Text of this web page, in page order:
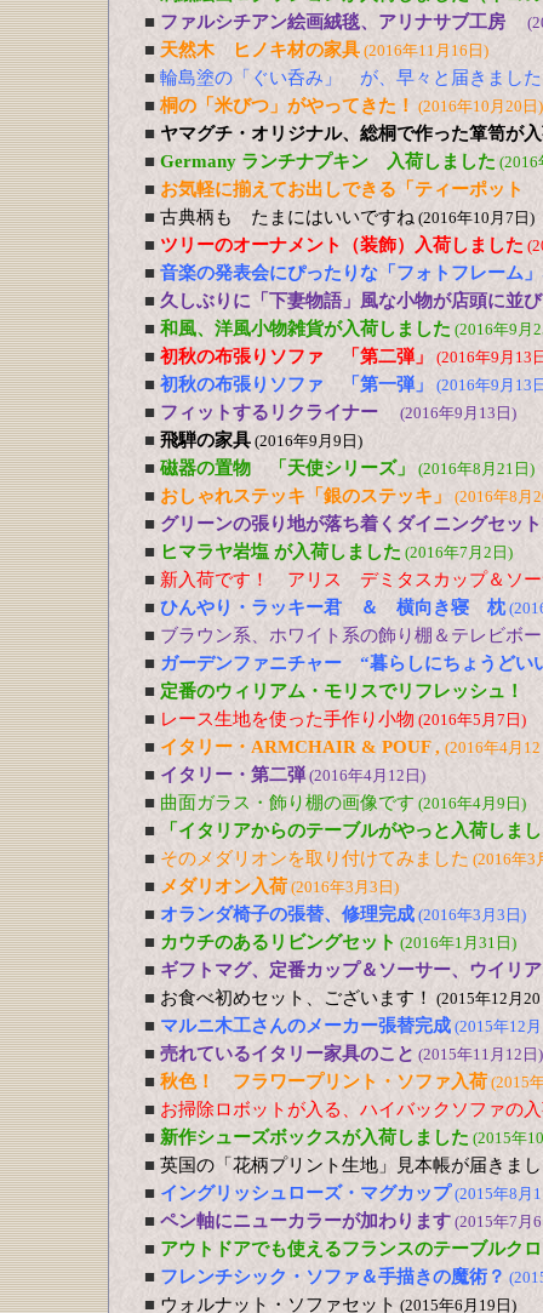
■ ファルシチアン絵画絨毯、アリナサブ工房
■ 天然木 ヒノキ材の家具 (2016年11月16日)
■ 輪島塗の「ぐい呑み」 が、早々と届きました
■ 桐の「米びつ」がやってきた！ (2016年10月20日)
■ ヤマグチ・オリジナル、総桐で作った箪笥が
■ Germany ランチナプキン 入荷しました (2016
■ お気軽に揃えてお出しできる「ティーポッ
■ 古典柄も たまにはいいですね (2016年10月7日)
■ ツリーのオーナメント（装飾）入荷しました
■ 音楽の発表会にぴったりな「フォトフレーム
■ 久しぶりに「下妻物語」風な小物が店頭に並
■ 和風、洋風小物雑貨が入荷しました (2016年9月
■ 初秋の布張りソファ 「第二弾」 (2016年9月13
■ 初秋の布張りソファ 「第一弾」 (2016年9月13
■ フィットするリクライナー (2016年9月13日)
■ 飛騨の家具 (2016年9月9日)
■ 磁器の置物 「天使シリーズ」 (2016年8月21日)
■ おしゃれステッキ「銀のステッキ」 (2016年8月
■ グリーンの張り地が落ち着くダイニングセッ
■ ヒマラヤ岩塩 が入荷しました (2016年7月2日)
■ 新入荷です！ アリス デミタスカップ＆ソ
■ ひんやり・ラッキー君 ＆ 横向き寝 枕
■ ブラウン系、ホワイト系の飾り棚＆テレビボ
■ ガーデンファニチャー “暮らしにちょうど
■ 定番のウィリアム・モリスでリフレッシュ！
■ レース生地を使った手作り小物 (2016年5月7日)
■ イタリー・ARMCHAIR & POUF , (2016年4月
■ イタリー・第二弾 (2016年4月12日)
■ 曲面ガラス・飾り棚の画像です (2016年4月9日)
■
「イタリアからのテーブルがやっと入荷しま
■ そのメダリオンを取り付けてみました (2016年3
■ メダリオン入荷 (2016年3月3日)
■ オランダ椅子の張替、修理完成 (2016年3月3日)
■ カウチのあるリビングセット (2016年1月31日)
■ ギフトマグ、定番カップ＆ソーサー、ウイリ
■ お食べ初めセット、ございます！ (2015年12月
■ マルニ木工さんのメーカー張替完成 (2015年12
■ 売れているイタリー家具のこと (2015年11月12日)
■ 秋色！ フラワープリント・ソファ入荷 (2015
■ お掃除ロボットが入る、ハイバックソファの
■ 新作シューズボックスが入荷しました (2015年
■ 英国の「花柄プリント生地」見本帳が届きま
■ イングリッシュローズ・マグカップ (2015年8月
■ ペン軸にニューカラーが加わります (2015年7月
■ アウトドアでも使えるフランスのテーブルク
■ フレンチシック・ソファ＆手描きの魔術？
■ ウォルナット・ソファセット (2015年6月19日)